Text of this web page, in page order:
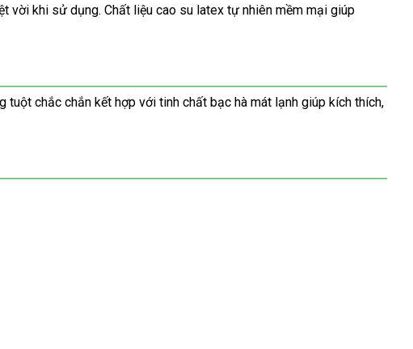
vời khi sử dụng. Chất liệu cao su latex tự nhiên mềm mại giúp
chắc chắn kết hợp với tinh chất bạc hà mát lạnh giúp kích thích,